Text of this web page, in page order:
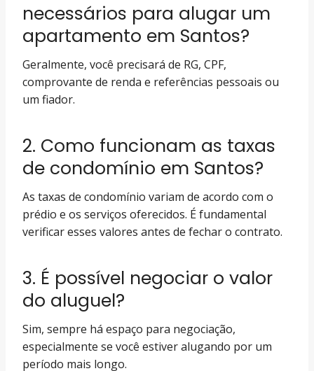
necessários para alugar um
apartamento em Santos?
Geralmente, você precisará de RG, CPF,
comprovante de renda e referências pessoais ou
um fiador.
2. Como funcionam as taxas
de condomínio em Santos?
As taxas de condomínio variam de acordo com o
prédio e os serviços oferecidos. É fundamental
verificar esses valores antes de fechar o contrato.
3. É possível negociar o valor
do aluguel?
Sim, sempre há espaço para negociação,
especialmente se você estiver alugando por um
período mais longo.